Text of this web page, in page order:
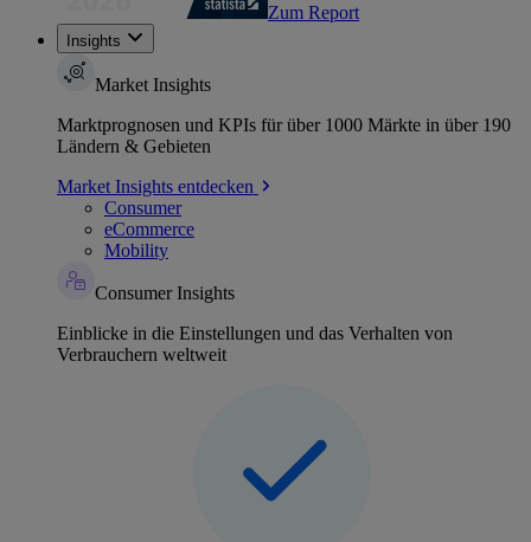
Zum Report
Insights
Market Insights
Marktprognosen und KPIs für über 1000 Märkte in über 190
Ländern & Gebieten
Market Insights entdecken
Consumer
eCommerce
Mobility
Consumer Insights
Einblicke in die Einstellungen und das Verhalten von
Verbrauchern weltweit